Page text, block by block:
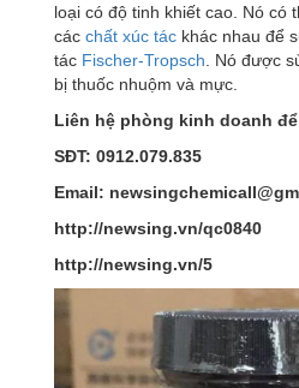
loại có độ tinh khiết cao. Nó có
các chất xúc tác khác nhau để
tác Fischer-Tropsch. Nó được
bị thuốc nhuộm và mực.
Liên hệ phòng kinh doanh
SĐT: 0912.079.835
Email:
http://newsing.vn/qc0840
http://newsing.vn/5